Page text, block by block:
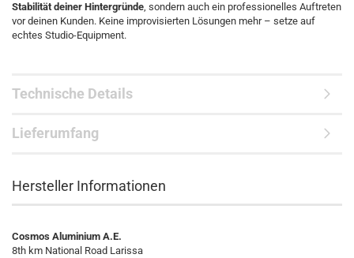
Stabilität deiner Hintergründe, sondern auch ein professionelles Auftreten
vor deinen Kunden. Keine improvisierten Lösungen mehr – setze auf
echtes Studio-Equipment.
Technische Details
Lieferumfang
Hersteller Informationen
Cosmos Aluminium A.E.
8th km National Road Larissa